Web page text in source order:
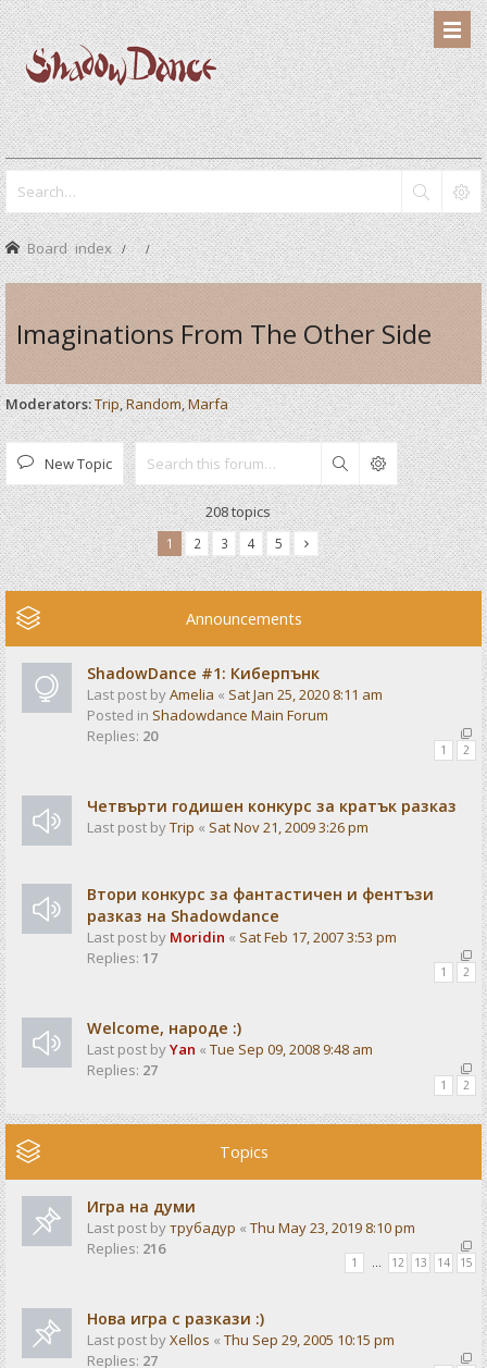
Board index
Imaginations From The Other Side
Moderators:Trip,Random,Marfa
New Topic Search
208 topics
1 2 3 4 5
Announcements
ShadowDance #1: Киберпънк
Last post byAmelia « Sat Jan 25, 2020 8:11 am
Posted in Shadowdance Main Forum
Replies: 20
1 2
Четвърти годишен конкурс за кратък разказ
Last post byTrip « Sat Nov 21, 2009 3:26 pm
Втори конкурс за фантастичен и фентъзи
разказ на Shadowdance
Last post by Moridin « Sat Feb 17, 2007 3:53 pm
Replies: 17
1 2
Welcome, народе :)
Last post byYan « Tue Sep 09, 2008 9:48 am
Replies: 27
1 2
Topics
Игра на думи
Last post byтрубадур « Thu May 23, 2019 8:10 pm
Replies: 216
1 … 12 13 14 15
Нова игра с разкази :)
Last post byXellos « Thu Sep 29, 2005 10:15 pm
Replies: 27